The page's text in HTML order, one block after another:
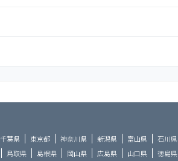
千葉県 東京都 神奈川県 新潟県 富山県 石川県
鳥取県 島根県 岡山県 広島県 山口県 徳島県